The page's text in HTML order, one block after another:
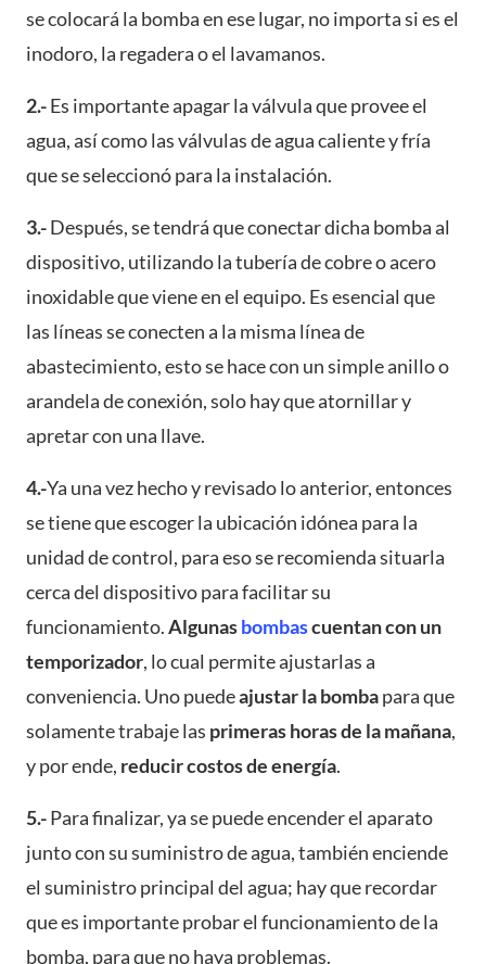
se colocará la bomba en ese lugar, no importa si es el
inodoro, la regadera o el lavamanos.
2.-Es importante apagar la válvula que provee el
agua, así como las válvulas de agua caliente y fría
que se seleccionó para la instalación.
3.-Después, se tendrá que conectar dicha bomba al
dispositivo, utilizando la tubería de cobre o acero
inoxidable que viene en el equipo. Es esencial que
las líneas se conecten a la misma línea de
abastecimiento, esto se hace con un simple anillo o
arandela de conexión, solo hay que atornillar y
apretar con una llave.
4.-Ya una vez hecho y revisado lo anterior, entonces
se tiene que escoger la ubicación idónea para la
unidad de control, para eso se recomienda situarla
cerca del dispositivo para facilitar su
funcionamiento.Algunasbombascuentan con un
temporizador, lo cual permite ajustarlas a
conveniencia. Uno puedeajustar la bombapara que
solamente trabaje las primeras horas de la mañana,
y por ende, reducir costos de energía.
5.-Para finalizar, ya se puede encender el aparato
junto con su suministro de agua, también enciende
el suministro principal del agua; hay que recordar
que es importante probar el funcionamiento de la
bomba, para que no haya problemas.